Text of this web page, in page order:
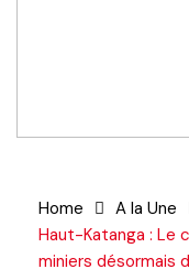
Home
A la Une
Haut-Katanga : Le
miniers désormais